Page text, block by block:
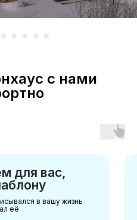
с нами
для вас,
в вашу жизнь
её